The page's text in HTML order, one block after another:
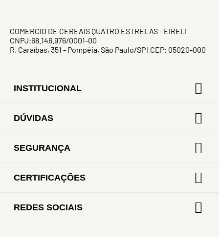
COMERCIO DE CEREAIS QUATRO ESTRELAS - EIRELI
CNPJ:68.146.976/0001-00
R. Caraíbas, 351 - Pompéia, São Paulo/SP | CEP: 05020-000
INSTITUCIONAL
DÚVIDAS
SEGURANÇA
CERTIFICAÇÕES
REDES SOCIAIS